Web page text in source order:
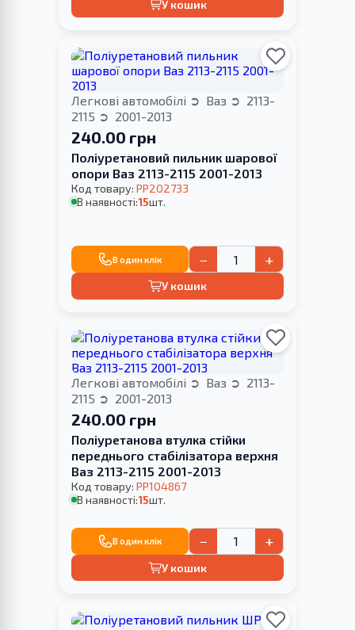
У кошик
Легкові автомобілі Ваз
2113-
2115
2001-2013
240.00 грн
Поліуретановий пильник шарової
опори Ваз 2113-2115 2001-2013
Код товару: PP202733
В наявності:15шт.
В один клік − +
У кошик
Легкові автомобілі Ваз
2113-
2115
2001-2013
240.00 грн
Поліуретанова втулка стійки
переднього стабілізатора верхня
Ваз 2113-2115 2001-2013
Код товару: PP104867
В наявності:15шт.
В один клік − +
У кошик